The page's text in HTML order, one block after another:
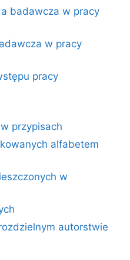
badawcza w pracy
w pracy
pracy
przypisach
alfabetem
w
autorstwie